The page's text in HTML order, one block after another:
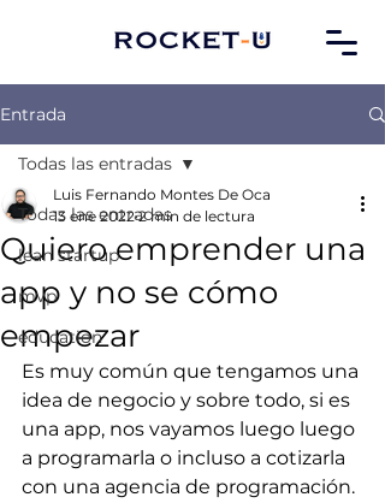
Entrada
Todas las entradas
lean startup
mvp
education
Todas las entradas
Quiero emprender una
app y no se cómo
empezar
Luis Fernando Montes De Oca
13 ene 2022 2 min de lectura
Es muy común que tengamos una
idea de negocio y sobre todo, si es
una app, nos vayamos luego luego
a programarla o incluso a cotizarla
con una agencia de programación.